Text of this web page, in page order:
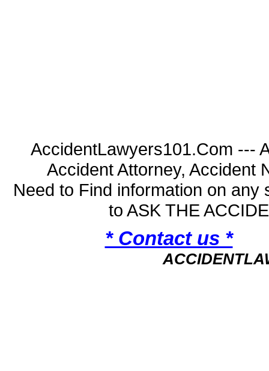
AccidentLawyers101.Com ---
Accident Attorney, Accident
Need to Find information on
to ASK THE
* Contact us *